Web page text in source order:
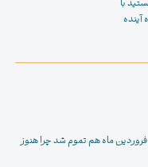
با
آینده
ماه هم تموم شد چرا هنوز